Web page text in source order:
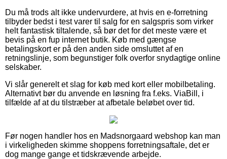
Du må trods alt ikke undervurdere, at hvis en e-forretning
tilbyder bedst i test varer til salg for en salgspris som virker
helt fantastisk tiltalende, så bør det for det meste være et
bevis på en fup internet butik. Køb med gængse
betalingskort er på den anden side omsluttet af en
retningslinje, som begunstiger folk overfor snydagtige online
selskaber.
Vi slår generelt et slag for køb med kort eller mobilbetaling.
Alternativt bør du anvende en løsning fra f.eks. ViaBill, i
tilfælde af at du tilstræber at afbetale beløbet over tid.
Før nogen handler hos en Madsnorgaard webshop kan man
i virkeligheden skimme shoppens forretningsaftale, det er
dog mange gange et tidskrævende arbejde.